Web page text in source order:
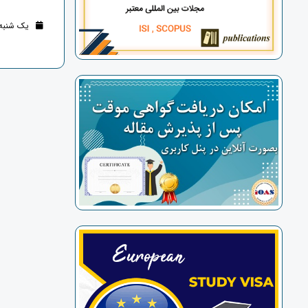
یک شنبه 31 تیر 1403 (2